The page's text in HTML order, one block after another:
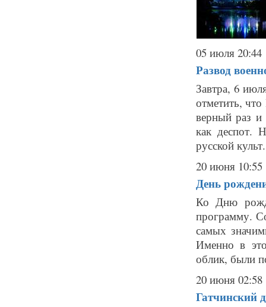
05 июля 20:44
Развод
Завтра, 6
отметить,
верный раз и
как деспот.
русской
20 июня 10:55
День
Ко Дню
программу.
самых
Именно в
облик, были
20 июня 02:58
Гатчинский